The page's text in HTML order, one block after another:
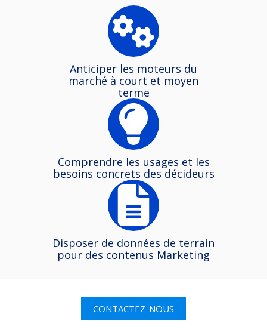
Anticiper les moteurs du
marché à court et moyen
terme
Comprendre les usages et les
besoins concrets des décideurs
Disposer de données de terrain
pour des contenus Marketing
CONTACTEZ-NOUS